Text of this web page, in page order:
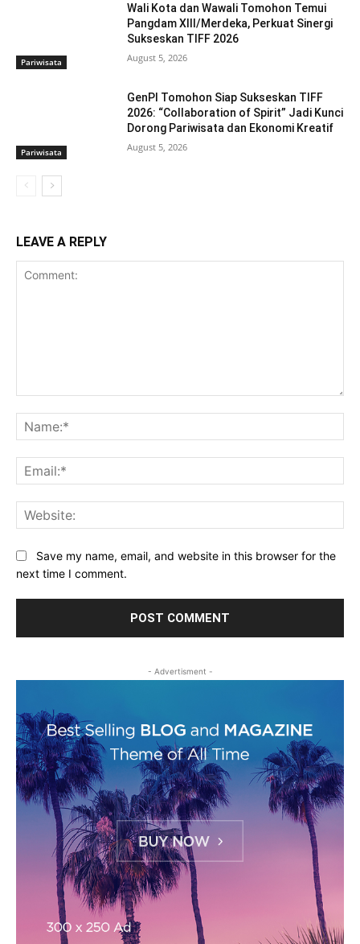
Pariwisata
Wali Kota dan Wawali Tomohon Temui
Pangdam XIII/Merdeka, Perkuat Sinergi
Sukseskan TIFF 2026
August 5, 2026
Pariwisata
GenPI Tomohon Siap Sukseskan TIFF
2026: “Collaboration of Spirit” Jadi Kunci
Dorong Pariwisata dan Ekonomi Kreatif
August 5, 2026
LEAVE A REPLY
Save my name, email, and website in this browser for the
next time I comment.
- Advertisment -